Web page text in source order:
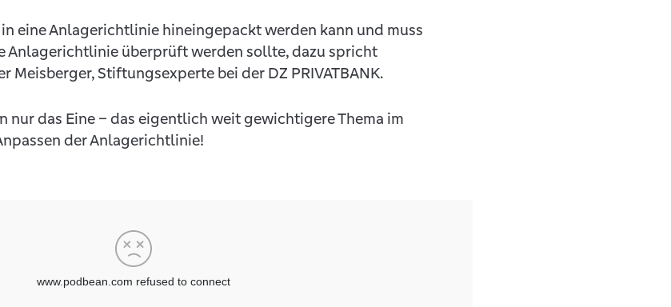
eine Anlagerichtlinie hineingepackt werden kann und muss
Anlagerichtlinie überprüft werden sollte, dazu spricht
Stiftungsexperte bei der DZ PRIVATBANK.
nur das Eine – das eigentlich weit gewichtigere Thema im
der Anlagerichtlinie!